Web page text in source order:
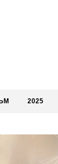
2025